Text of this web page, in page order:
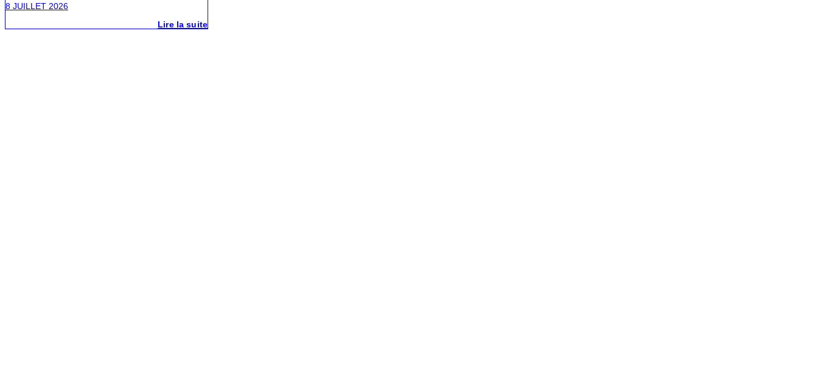
8 JUILLET 2026
Lire la suite